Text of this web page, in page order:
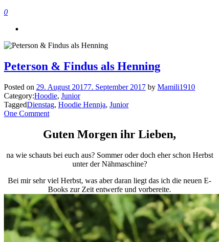
0
Peterson & Findus als Henning
Posted on 29. August 20177. September 2017 by Mamili1910
Category:Hoodie, Junior
TaggedDienstag, Hoodie Hennja, Junior
One Comment
Guten Morgen ihr Lieben,
na wie schauts bei euch aus? Sommer oder doch eher schon Herbst
unter der Nähmaschine?
Bei mir sehr viel Herbst, was aber daran liegt das ich die neuen E-
Books zur Zeit entwerfe und vorbereite.